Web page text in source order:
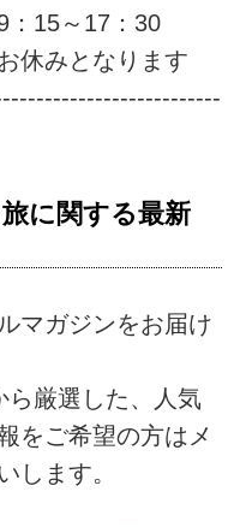
15～17：30
となります
に関する最新
マガジンをお届け
ら厳選した、人気
をご希望の方はメ
します。